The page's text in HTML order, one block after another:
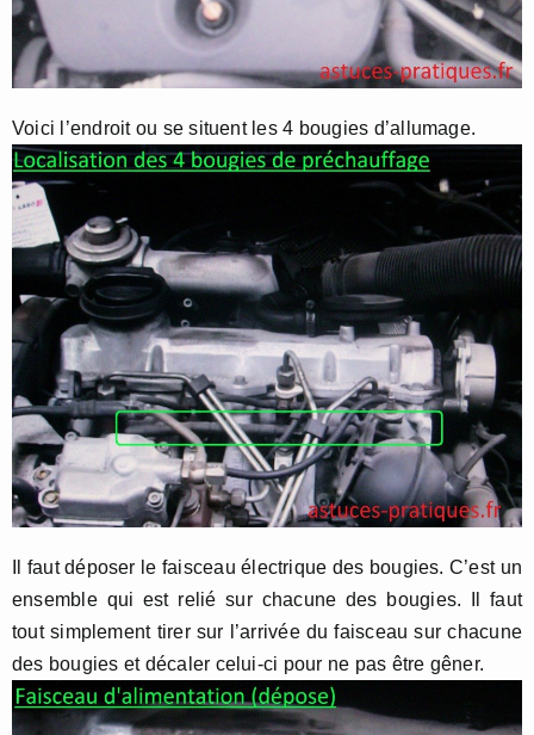
Voici l’endroit ou se situent les 4 bougies d’allumage.
Il faut déposer le faisceau électrique des bougies. C’est un
ensemble qui est relié sur chacune des bougies. Il faut
tout simplement tirer sur l’arrivée du faisceau sur chacune
des bougies et décaler celui-ci pour ne pas être gêner.